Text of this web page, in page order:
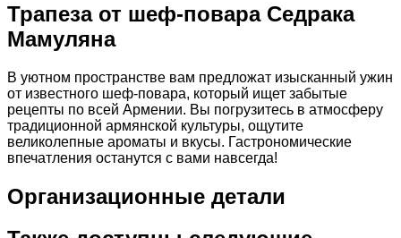
Трапеза от шеф-повара Седрака
Мамуляна
В уютном пространстве вам предложат изысканный ужин
от известного шеф-повара, который ищет забытые
рецепты по всей Армении. Вы погрузитесь в атмосферу
традиционной армянской культуры, ощутите
великолепные ароматы и вкусы. Гастрономические
впечатления останутся с вами навсегда!
Организационные детали